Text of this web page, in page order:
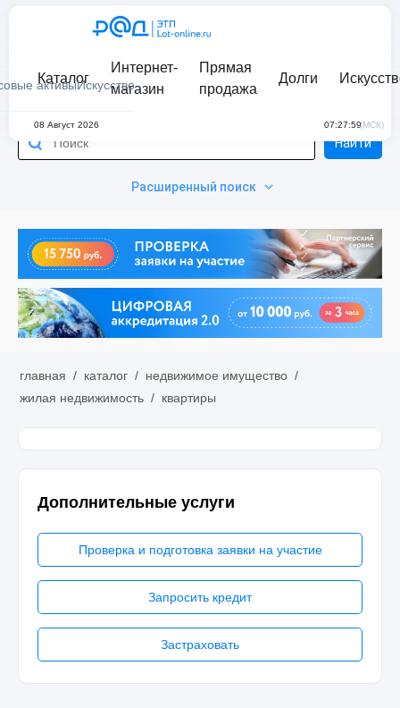
активыИскусство
Каталог
Интернет-
магазин
Прямая
продажа
Долги
08 Август 2026 07:27:59(МСК)
Расширенный поиск
Найти
главная / каталог / недвижимое имущество /
жилая недвижимость / квартиры
Дополнительные услуги
Проверка и подготовка заявки на участие
Запросить кредит
Застраховать